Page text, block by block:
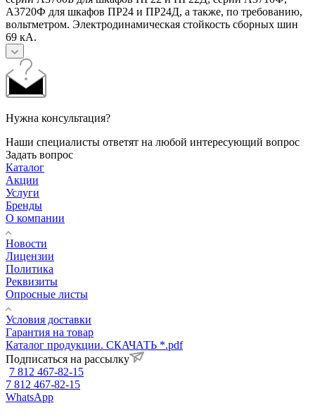
А3720Ф для шкафов ПР24 и ПР24Д, а также, по требованию,
вольтметром. Электродинамическая стойкость сборных шин
69 кА.
Нужна консультация?
Наши специалисты ответят на любой интересующий вопрос
Задать вопрос
Каталог
Акции
Услуги
Бренды
О компании
Новости
Лицензии
Политика
Реквизиты
Опросные листы
Условия доставки
Гарантия на товар
Каталог продукции. СКАЧАТЬ *.pdf
Подписаться на рассылку
7 812 467-82-15
7 812 467-82-15
WhatsApp